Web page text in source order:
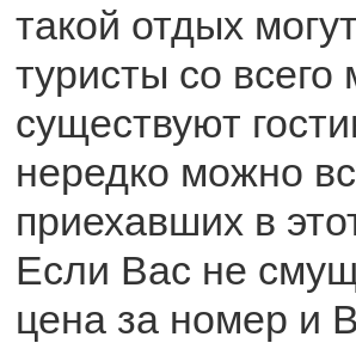
такой отдых
туристы со
существуют
нередко можно
приехавших в
Если Вас не
цена за номер и